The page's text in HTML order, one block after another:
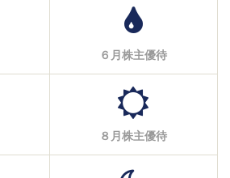
６月株主優待
８月株主優待